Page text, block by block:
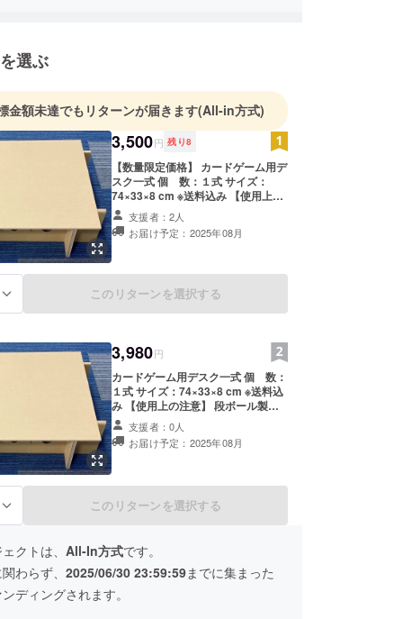
は異なる分野への挑戦で不慣れな点はあります
に喜んで使ってもらえる商品を作っていきたい
す。
選ぶ
金額未達でもリターンが届きます(All-in方式)
3,500円 残り8
【数量限定価格】 カードゲーム用デ
スク一式 個 数：１式 サイズ：
74×33×8 cm ※送料込み 【使用上の
注意】 段ボール製のため、水濡れや
過度な衝撃にはご注意下さい。
支援者：2人
お届け予定：2025年08月
このリターンを選択する
3,980円
カードゲーム用デスク一式 個 数：
１式 サイズ：74×33×8 cm ※送料込
み 【使用上の注意】 段ボール製の
ため、水濡れや過度な衝撃にはご注
意下さい。
支援者：0人
お届け予定：2025年08月
このリターンを選択する
クトは、 All-In方式です。
わらず、 2025/06/30 23:59:59までに集まった
ディングされます。